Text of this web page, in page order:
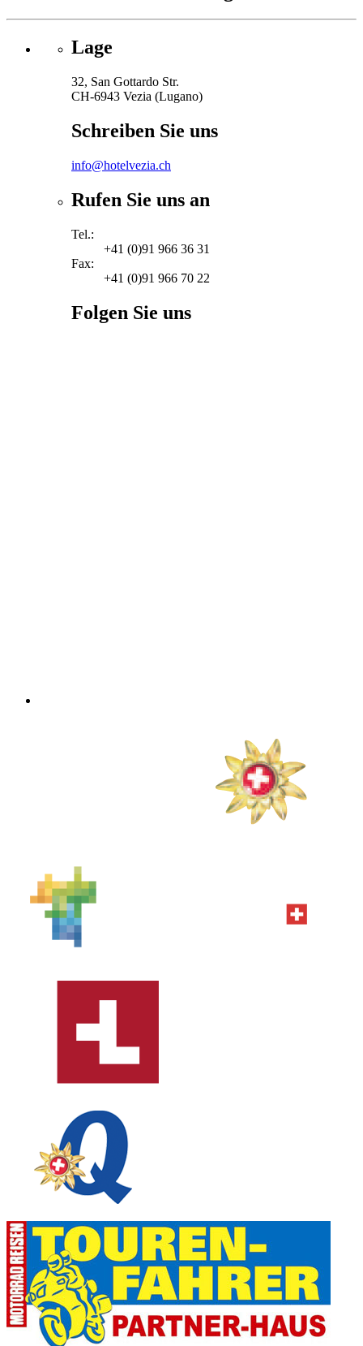
Lage
32, San Gottardo Str.
CH-6943 Vezia (Lugano)
Schreiben Sie uns
info@hotelvezia.ch
Rufen Sie uns an
Tel.:
+41 (0)91 966 36 31
Fax:
+41 (0)91 966 70 22
Folgen Sie uns